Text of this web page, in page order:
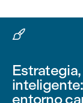

entorno